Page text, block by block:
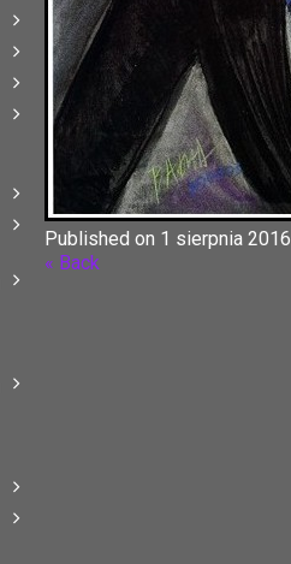
Published on 1 sierpnia 2016
« Back